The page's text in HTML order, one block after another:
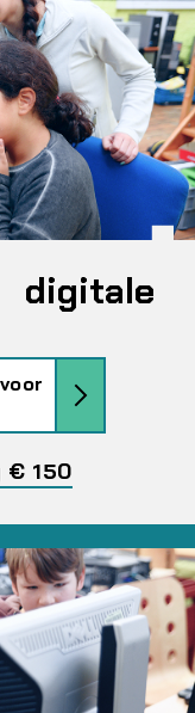
digitale
€ 150